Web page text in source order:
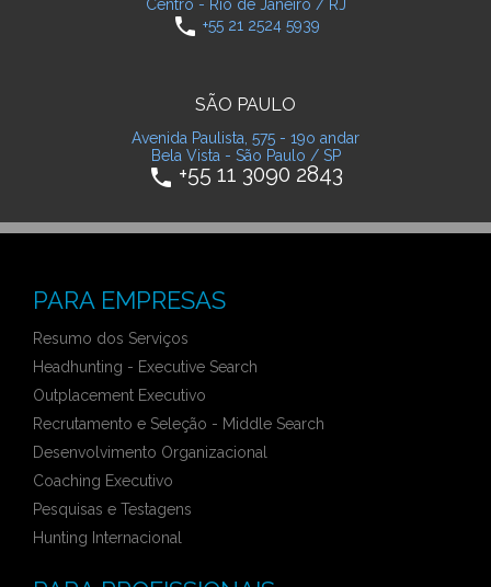
Centro - Rio de Janeiro / RJ
phone +55 21 2524 5939
SÃO PAULO
Avenida Paulista, 575 - 19o andar
Bela Vista - São Paulo / SP
phone +55 11 3090 2843
PARA EMPRESAS
Resumo dos Serviços
Headhunting - Executive Search
Outplacement Executivo
Recrutamento e Seleção - Middle Search
Desenvolvimento Organizacional
Coaching Executivo
Pesquisas e Testagens
Hunting Internacional